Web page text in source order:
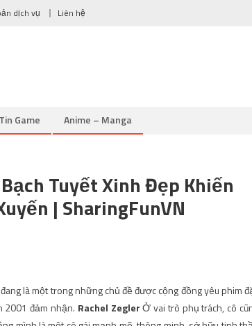
dịch vụ Liên hệ
Tin Game Anime – Manga
Tuyết Xinh Đẹp Khiến
| SharingFunVN
đang là một trong những chủ đề được cộng đồng yêu phim
2001 đảm nhận. Rachel ZeglerỞ vai trò phụ trách, cô